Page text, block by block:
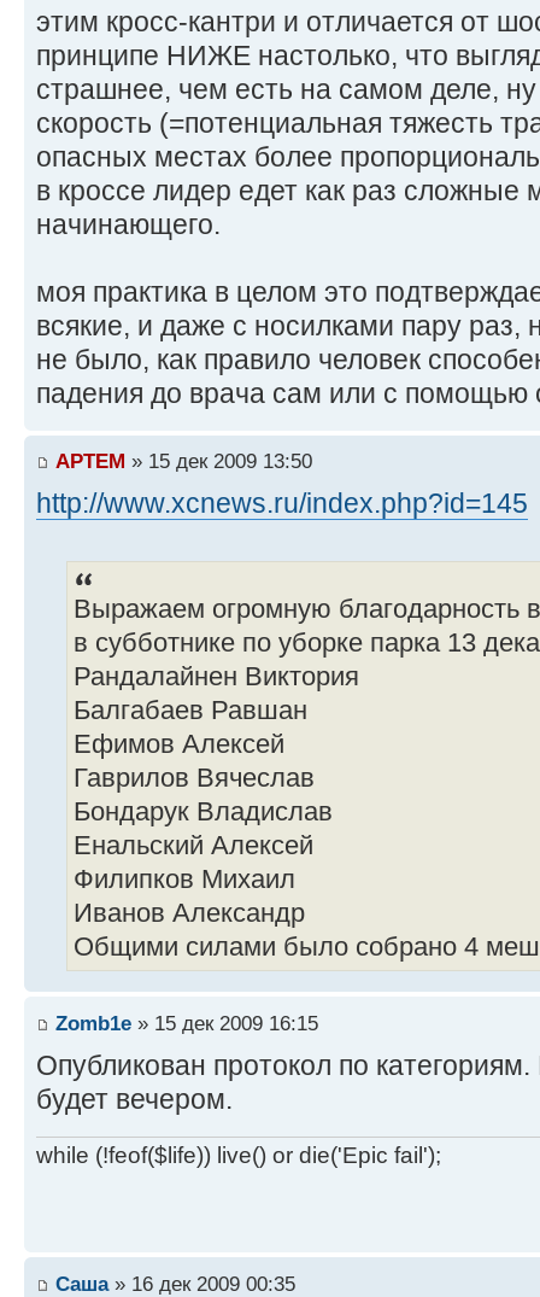
этим кросс-кантри и отличается от
принципе НИЖЕ настолько, что
страшнее, чем есть на самом деле, ну
скорость (=потенциальная тяжесть
опасных местах более
в кроссе лидер едет как раз
начинающего.
моя практика в целом это
всякие, и даже с носилками пару раз,
не было, как правило человек
падения до врача сам или с помощью
APTEM » 15 дек 2009 13:50
http://www.xcnews.ru/index.php?id=145
Выражаем огромную благодарность
в субботнике по уборке парка 13
Рандалайнен Виктория
Балгабаев Равшан
Ефимов Алексей
Гаврилов Вячеслав
Бондарук Владислав
Енальский Алексей
Филипков Михаил
Иванов Александр
Общими силами было собрано 4
Zomb1e » 15 дек 2009 16:15
Опубликован протокол по
будет вечером.
while (!feof($life)) live() or die('Epic fail');
Саша» 16 дек 2009 00:35